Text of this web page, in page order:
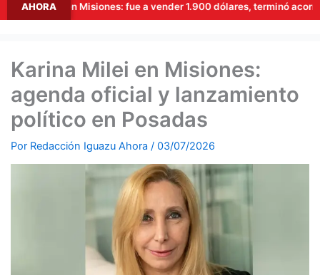
AHORA
en Misiones: fue a vender 1.900 dólares, terminó acorralado y le
Karina Milei en Misiones:
agenda oficial y lanzamiento
político en Posadas
Por Redacción Iguazu Ahora / 03/07/2026